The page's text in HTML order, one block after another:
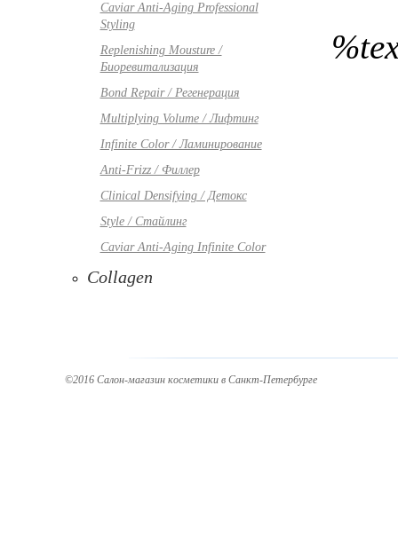
Caviar Anti-Aging Professional
Styling
Replenishing Mousture /
Биоревитализация
Bond Repair / Регенерация
Multiplying Volume / Лифтинг
Infinite Color / Ламинирование
Anti-Frizz / Филлер
Clinical Densifying / Детокс
Style / Стайлинг
Caviar Anti-Aging Infinite Color
Collagen
©2016 Салон-магазин косметики в Санкт-Петербурге